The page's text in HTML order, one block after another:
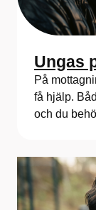
Ungas
På
få hjälp.
och du